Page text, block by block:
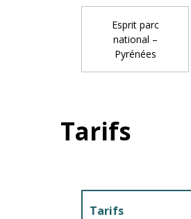
Esprit parc
national –
Pyrénées
Tarifs
Tarifs